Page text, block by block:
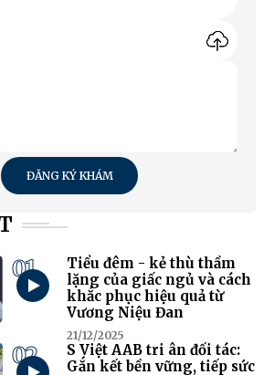
ĐĂNG KÝ KHÁM
01
Tiểu đêm - kẻ thù thầm
lặng của giấc ngủ và cách
khắc phục hiệu quả từ
Vương Niệu Đan
21/12/2025
02
S Việt AAB tri ân đối tác:
Gắn kết bền vững, tiếp sức